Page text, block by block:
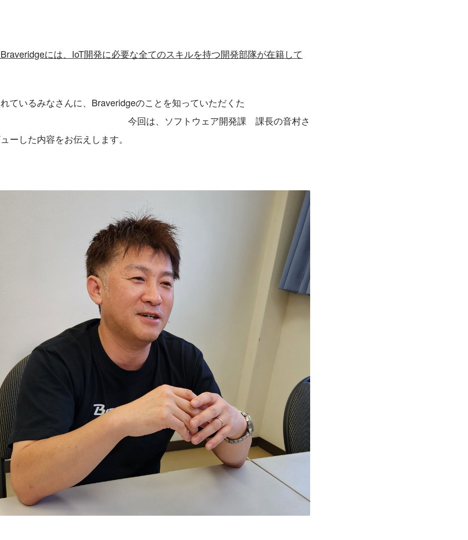
には、IoT開発に必要な全てのスキルを持つ開発部隊が在籍して
ているみなさんに、Braveridgeのことを知っていただくた
　　　　　　　　　　　　　今回は、ソフトウェア開発課　課長の音村さ
ーした内容をお伝えします。